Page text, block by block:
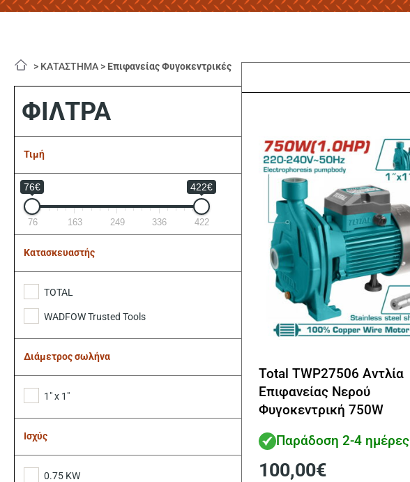
> ΚΑΤΑΣΤΗΜΑ > Επιφανείας Φυγοκεντρικές
ΦΙΛΤΡΑ
Τιμή
76€ 422€
76 163 249 336 422
Κατασκευαστής
TOTAL
WADFOW Trusted Tools
Διάμετρος σωλήνα
1" x 1"
Ισχύς
0.75 KW
Total TWP27506 Αντλία
Επιφανείας Νερού
Φυγοκεντρική 750W
Παράδοση 2-4 ημέρες
100,00€